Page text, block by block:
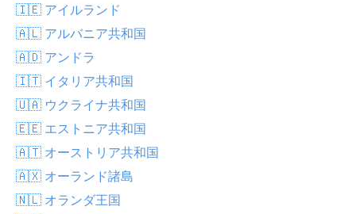
🇮🇪 アイルランド
🇦🇱 アルバニア共和国
🇦🇩 アンドラ
🇮🇹 イタリア共和国
🇺🇦 ウクライナ共和国
🇪🇪 エストニア共和国
🇦🇹 オーストリア共和国
🇦🇽 オーランド諸島
🇳🇱 オランダ王国